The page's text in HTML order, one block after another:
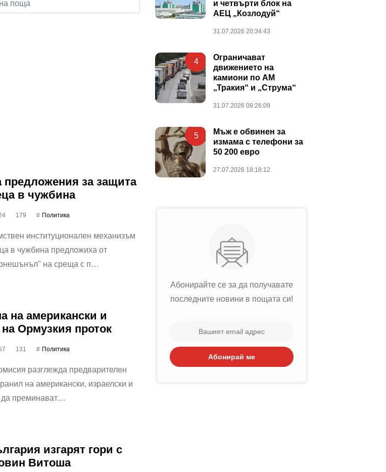
за защита
в чужбина
179 Политика
институционален механизъм
в чужбина предложиха от
на среща с п…
на американски и
Ормузкия проток
131 Политика
разглежда предварителен
на американски, израелски и
да преминават…
изгарят гори с
Витоша
и четвърти блок на
АЕЦ „Козлодуй“
31.07.2026 20:34:43
4
Ограничават
движението на
камиони по АМ
„Тракия“ и „Струма“
31.07.2026 09:26:09
5
Мъж е обвинен за
измама с телефони за
50 200 евро
27.07.2026 18:18:12
Абонирайте се за да получавате
последните новини в пощата си!
Абонирай ме